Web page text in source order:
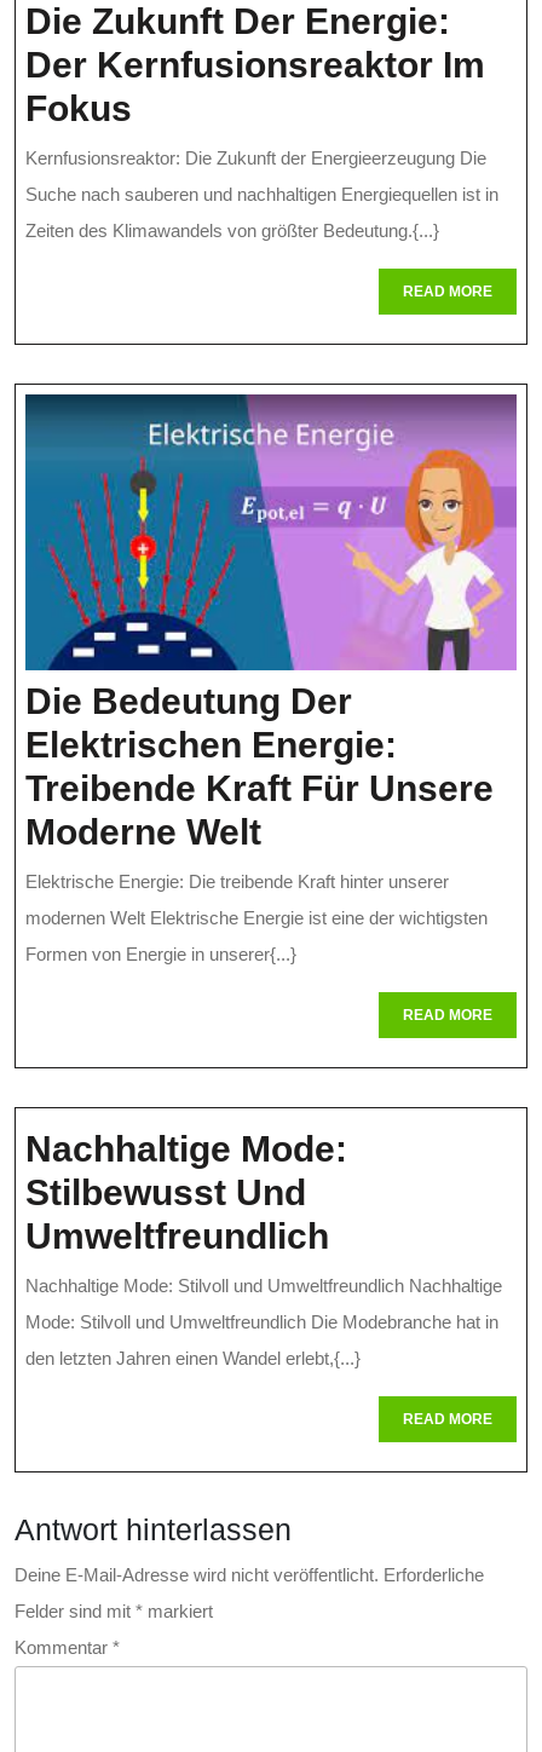
Die Zukunft Der Energie:
Der Kernfusionsreaktor Im
Fokus
Zukunft
Der
Energie:
Kernfusionsreaktor
Fokus
Kernfusionsreaktor: Die Zukunft der Energieerzeugung Die
Suche nach sauberen und nachhaltigen Energiequellen ist in
Zeiten des Klimawandels von größter Bedeutung.{...}
READ MOREREAD
MORE
Die Bedeutung Der
Elektrischen Energie:
Treibende Kraft Für Unsere
Moderne WeltDie
Bedeutung
Der
Elektrischen
Energie:
Treibende
Für
Unsere
Moderne
Elektrische Energie: Die treibende Kraft hinter unserer
modernen Welt Elektrische Energie ist eine der wichtigsten
Formen von Energie in unserer{...}
READ MOREREAD
MORE
Nachhaltige Mode:
Stilbewusst Und
Umweltfreundlich
Mode:
Stilbewusst
Und
Nachhaltige Mode: Stilvoll und Umweltfreundlich Nachhaltige
Mode: Stilvoll und Umweltfreundlich Die Modebranche hat in
den letzten Jahren einen Wandel erlebt,{...}
READ MOREREAD
MORE
Antwort hinterlassen
Deine E-Mail-Adresse wird nicht veröffentlicht. Erforderliche
Felder sind mit * markiert
Kommentar *